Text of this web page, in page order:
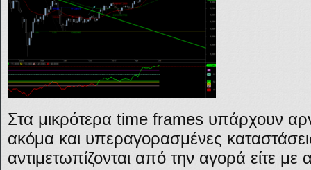
Στα μικρότερα time frames υπάρχουν
ακόμα και υπεραγορασμένες
αντιμετωπίζονται από την αγορά είτε με